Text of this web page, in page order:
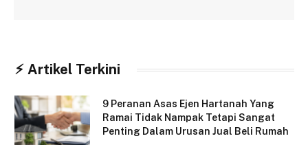
⚡︎ Artikel Terkini
9 Peranan Asas Ejen Hartanah Yang
Ramai Tidak Nampak Tetapi Sangat
Penting Dalam Urusan Jual Beli Rumah